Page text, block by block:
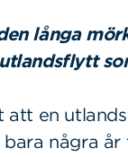
långa
att en
några